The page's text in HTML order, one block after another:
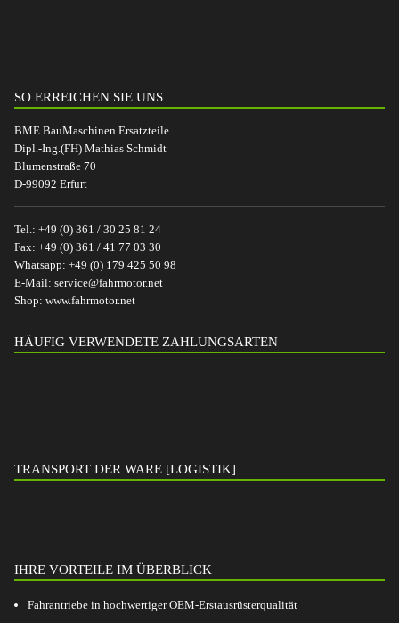
SO ERREICHEN SIE UNS
BME BauMaschinen Ersatzteile
Dipl.-Ing.(FH) Mathias Schmidt
Blumenstraße 70
D-99092 Erfurt
Tel.: +49 (0) 361 / 30 25 81 24
Fax: +49 (0) 361 / 41 77 03 30
Whatsapp: +49 (0) 179 425 50 98
E-Mail: service@fahrmotor.net
Shop: www.fahrmotor.net
HÄUFIG VERWENDETE ZAHLUNGSARTEN
TRANSPORT DER WARE [LOGISTIK]
IHRE VORTEILE IM ÜBERBLICK
Fahrantriebe in hochwertiger OEM-Erstausrüsterqualität